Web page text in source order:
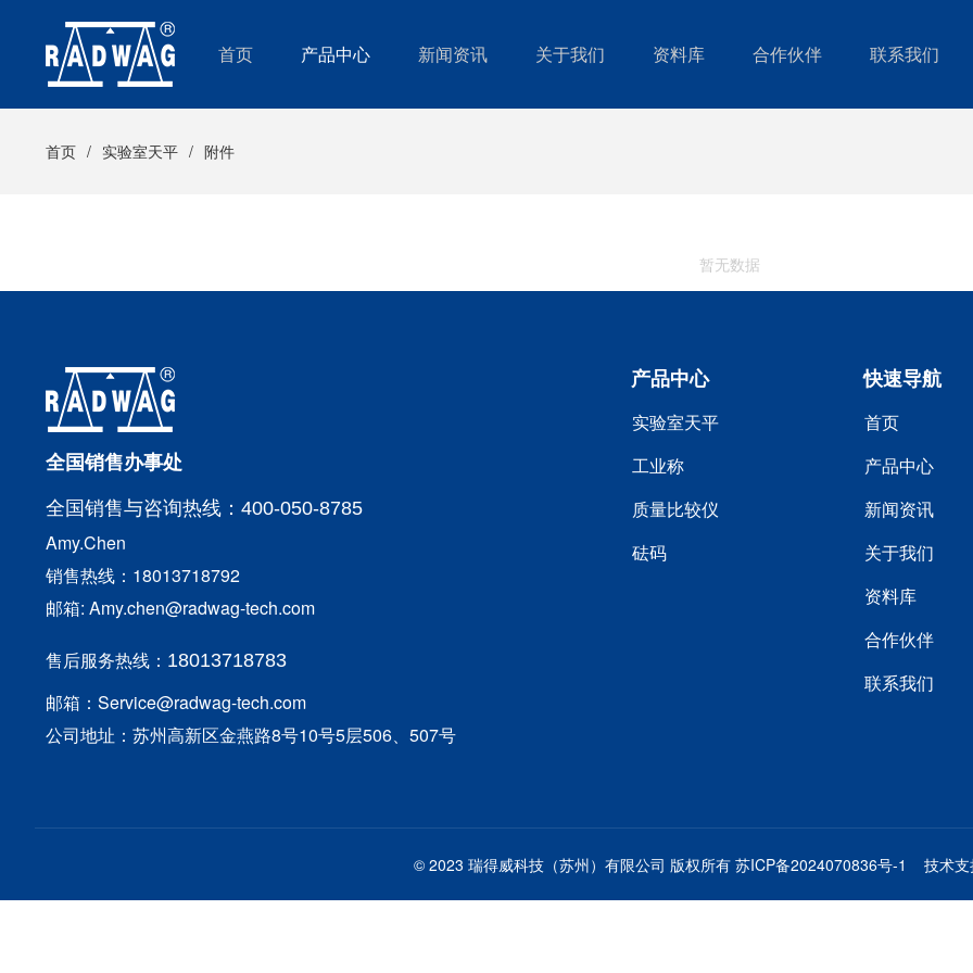
首页 产品中心 新闻资讯 关于我们 资料库 合作伙伴 联系我们
首页 实验室天平 附件
暂无数据
全国销售办事处
全国销售与咨询热线：400-050-8785
Amy.Chen
销售热线：18013718792
邮箱: Amy.chen@radwag-tech.com
售后服务热线： 18013718783
邮箱：Service@radwag-tech.com
公司地址：苏州高新区金燕路8号10号5层506、507号
产品中心
实验室天平
工业称
质量比较仪
砝码
快速导航
首页
产品中心
新闻资讯
关于我们
资料库
合作伙伴
联系我们
© 2023 瑞得威科技（苏州）有限公司 版权所有 苏ICP备2024070836号-1 技术支